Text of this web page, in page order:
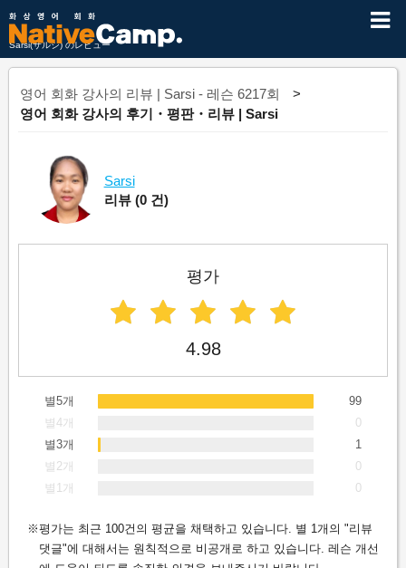
Sarsi(サルシ) のレビュー
영어 회화 강사의 리뷰 | Sarsi - 레슨 6217회
영어 회화 강사의 후기・평판・리뷰 | Sarsi
Sarsi
리뷰 (0 건)
평가
4.98
별5개
99
별4개
0
별3개
1
별2개
0
별1개
0
평가는 최근 100건의 평균을 채택하고 있습니다. 별 1개의 "리뷰
댓글"에 대해서는 원칙적으로 비공개로 하고 있습니다. 레슨 개선